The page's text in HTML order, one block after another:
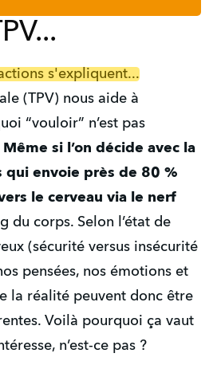
s'expliquent...
(TPV) nous aide à
“vouloir” n’est pas
Même si l’on décide avec la
qui envoie près de 80 %
le cerveau via le nerf
du corps. Selon l’état de
(sécurité versus insécurité
pensées, nos émotions et
la réalité peuvent donc être
Voilà pourquoi ça vaut
n’est-ce pas ?